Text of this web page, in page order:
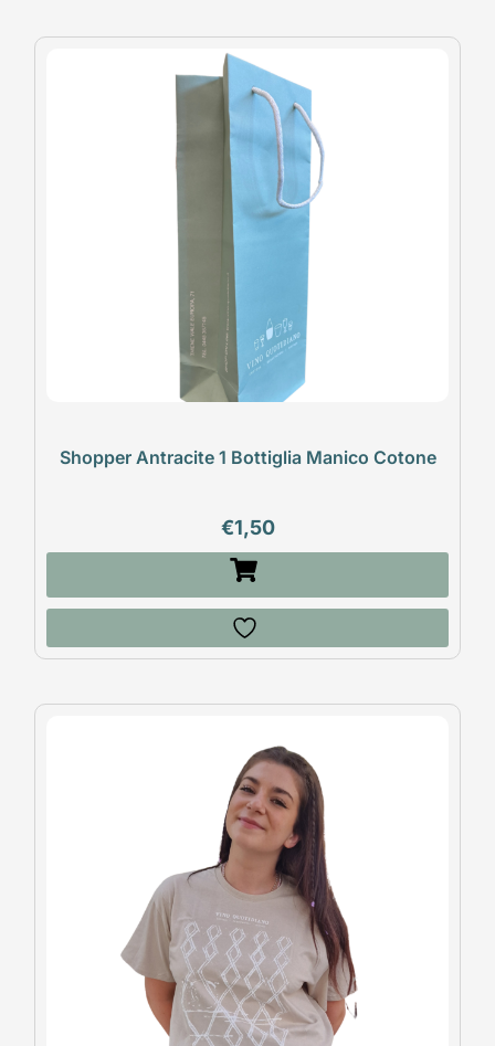
Shopper Antracite 1 Bottiglia Manico Cotone
€1,50